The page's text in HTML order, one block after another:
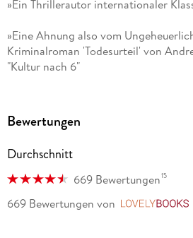
»Ein Thrillerautor internationaler
»Eine Ahnung also vom
Kriminalroman 'Todesurteil' von
"Kultur nach 6"
Bewertungen
Durchschnitt
669 Bewertungen15
669 Bewertungen von